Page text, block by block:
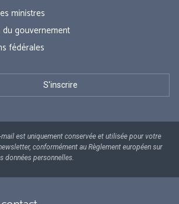
ministres
du gouvernement
fédérales
mail est uniquement conservée et utilisée pour votre
conformément au Règlement européen sur
données personnelles.